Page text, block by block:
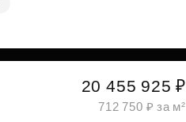
20 455 925 ₽
712 750 ₽ за м²